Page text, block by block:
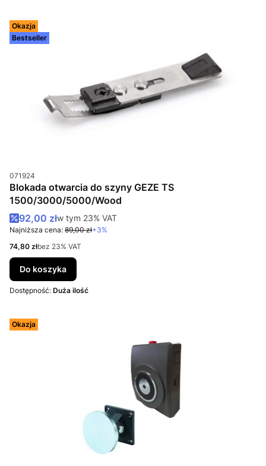
Okazja
Bestseller
Kod produktu
071924
Blokada otwarcia do szyny GEZE TS
1500/3000/5000/Wood
Cena promocyjna brutto
92,00 złw tym %s VAT
w tym 23% VAT
Najniższa cena: 89,00 zł+3%
Cena netto
74,80 złbez 23% VAT
Do koszyka
Dostępność: Duża ilość
Okazja